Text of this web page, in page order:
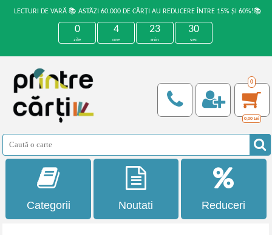
LECTURI DE VARĂ 📚 ASTĂZI 60.000 DE CĂRȚI AU REDUCERE ÎNTRE 15% ȘI 60%!📚
0
zile
4
ore
23
min
30
sec
0
0,00 Lei
Categorii Noutati Reduceri